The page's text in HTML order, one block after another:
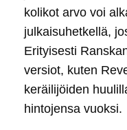
kolikot arvo voi
julkaisuhetkellä,
Erityisesti
versiot, kuten
keräilijöiden
hintojensa vuoksi.